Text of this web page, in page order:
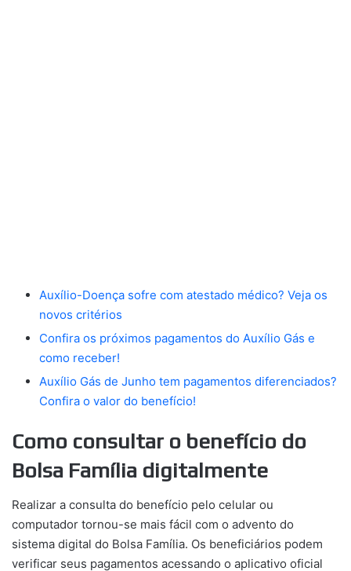
Auxílio-Doença sofre com atestado médico? Veja os
novos critérios
Confira os próximos pagamentos do Auxílio Gás e
como receber!
Auxílio Gás de Junho tem pagamentos diferenciados?
Confira o valor do benefício!
Como consultar o benefício do
Bolsa Família digitalmente
Realizar a consulta do benefício pelo celular ou
computador tornou-se mais fácil com o advento do
sistema digital do Bolsa Família. Os beneficiários podem
verificar seus pagamentos acessando o aplicativo oficial